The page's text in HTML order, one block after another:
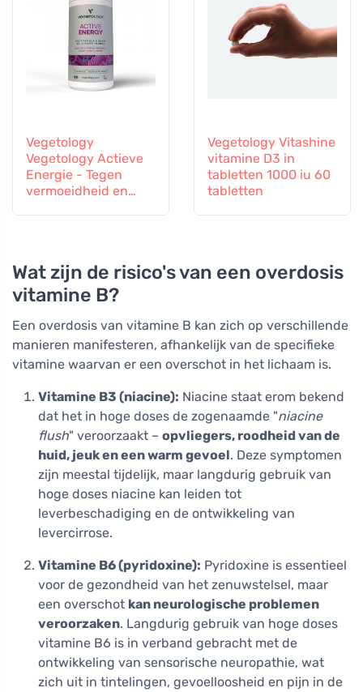
Vegetology
Vegetology Actieve
Energie - Tegen
vermoeidheid en
Vegetology Vitashine
vitamine D3 in
tabletten 1000 iu 60
tabletten
Wat zijn de risico's van een overdosis
vitamine B?
Een overdosis van vitamine B kan zich op verschillende
manieren manifesteren, afhankelijk van de specifieke
vitamine waarvan er een overschot in het lichaam is.
Vitamine B3 (niacine): Niacine staat erom bekend
dat het in hoge doses de zogenaamde "niacine
flush" veroorzaakt – opvliegers, roodheid van de
huid, jeuk en een warm gevoel. Deze symptomen
zijn meestal tijdelijk, maar langdurig gebruik van
hoge doses niacine kan leiden tot
leverbeschadiging en de ontwikkeling van
levercirrose.
Vitamine B6 (pyridoxine): Pyridoxine is essentieel
voor de gezondheid van het zenuwstelsel, maar
een overschot kan neurologische problemen
veroorzaken. Langdurig gebruik van hoge doses
vitamine B6 is in verband gebracht met de
ontwikkeling van sensorische neuropathie, wat
zich uit in tintelingen, gevoelloosheid en pijn in de